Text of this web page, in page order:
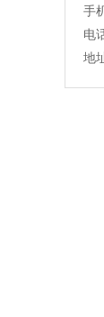
手
电
地